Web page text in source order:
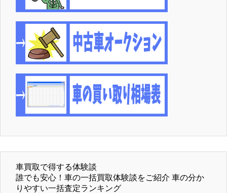
車買取で得する体験談
誰でも安心！車の一括買取体験談をご紹介 車の分か
りやすい一括査定ランキング